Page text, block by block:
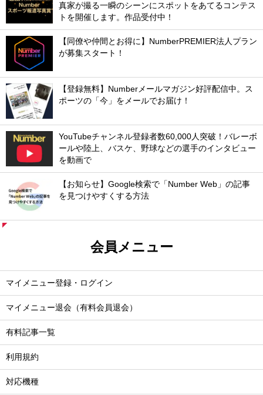
真家が撮る一瞬のシーンにスポットをあてるコンテス
トを開催します。作品受付中！
【同僚や仲間とお得に】NumberPREMIER法人プラン
が募集スタート！
【登録無料】Numberメールマガジン好評配信中。ス
ポーツの「今」をメールでお届け！
YouTubeチャンネル登録者数60,000人突破！バレーボ
ールや陸上、バスケ、野球などの選手のインタビュー
を動画で
【お知らせ】Google検索で「Number Web」の記事
を見つけやすくする方法
会員メニュー
マイメニュー登録・ログイン
マイメニュー退会（有料会員退会）
有料記事一覧
利用規約
対応機種